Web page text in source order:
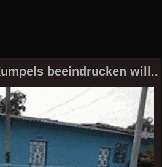
beeindrucken will..